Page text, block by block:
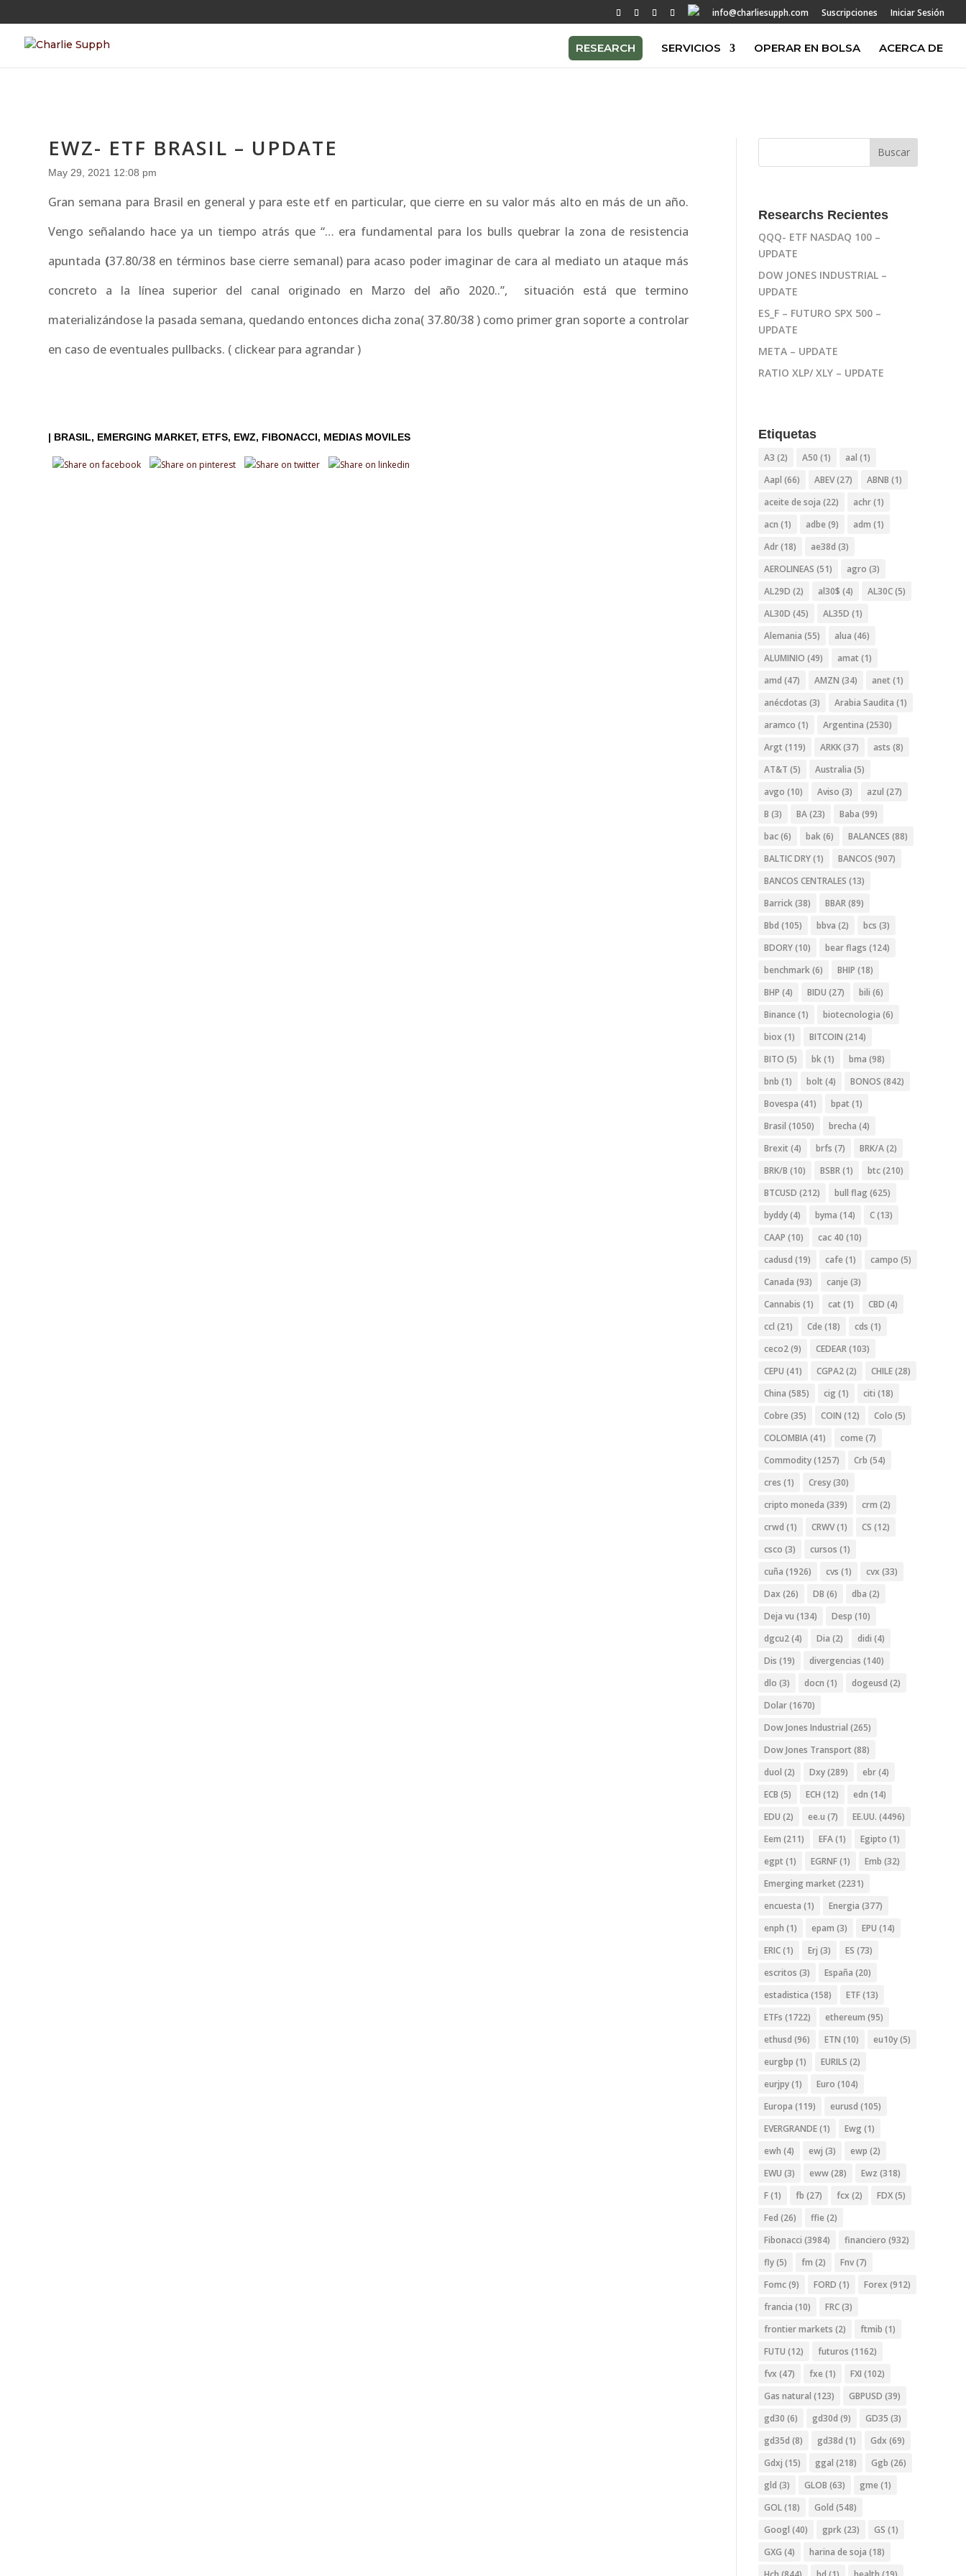
info@charliesupph.com Suscripciones Iniciar Sesión
RESEARCH SERVICIOS OPERAR EN BOLSA ACERCA DE
EWZ- ETF BRASIL – UPDATE
May 29, 2021 12:08 pm
Gran semana para Brasil en general y para este etf en particular, que cierre en su valor más alto en más de un año.
Vengo señalando hace ya un tiempo atrás que “… era fundamental para los bulls quebrar la zona de resistencia
apuntada (37.80/38 en términos base cierre semanal) para acaso poder imaginar de cara al mediato un ataque más
concreto a la línea superior del canal originado en Marzo del año 2020..”, situación está que termino
materializándose la pasada semana, quedando entonces dicha zona( 37.80/38 ) como primer gran soporte a controlar
en caso de eventuales pullbacks. ( clickear para agrandar )
| BRASIL EMERGING MARKET ETFS EWZ FIBONACCI MEDIAS MOVILES
Researchs Recientes
QQQ- ETF NASDAQ 100 –
UPDATE
DOW JONES INDUSTRIAL –
UPDATE
ES_F – FUTURO SPX 500 –
UPDATE
META – UPDATE
RATIO XLP/ XLY – UPDATE
Etiquetas
A3 (2) A50 (1) aal (1)
Aapl (66) ABEV(27) ABNB (1)
aceite de soja (22) achr(1)
acn (1) adbe (9) adm (1)
Adr(18) ae38d (3)
AEROLINEAS (51) agro (3)
AL29D (2) al30$ (4) AL30C(5)
AL30D (45) AL35D (1)
Alemania (55) alua (46)
ALUMINIO (49) amat (1)
amd (47) AMZN (34) anet (1)
anécdotas (3) Arabia Saudita (1)
aramco (1) Argentina (2530)
Argt (119) ARKK(37) asts (8)
AT&T (5) Australia (5)
avgo (10) Aviso (3) azul (27)
B (3) BA(23) Baba (99)
bac(6) bak(6) BALANCES (88)
BALTIC DRY(1) BANCOS (907)
BANCOS CENTRALES (13)
Barrick(38) BBAR(89)
Bbd (105) bbva (2) bcs (3)
BDORY(10) bear flags (124)
benchmark(6) BHIP (18)
BHP (4) BIDU (27) bili (6)
Binance (1) biotecnologia (6)
biox (1) BITCOIN (214)
BITO (5) bk(1) bma (98)
bnb (1) bolt (4) BONOS (842)
Bovespa (41) bpat (1)
Brasil (1050) brecha (4)
Brexit (4) brfs (7) BRK/A(2)
BRK/B (10) BSBR(1) btc(210)
BTCUSD (212) bull flag (625)
byddy(4) byma (14) C(13)
CAAP (10) cac 40 (10)
cadusd (19) cafe (1) campo (5)
Canada (93) canje (3)
Cannabis (1) cat (1) CBD (4)
ccl (21) Cde (18) cds (1)
ceco2(9) CEDEAR(103)
CEPU (41) CGPA2(2) CHILE(28)
China (585) cig (1) citi (18)
Cobre (35) COIN (12) Colo (5)
COLOMBIA(41) come (7)
Commodity(1257) Crb (54)
cres (1) Cresy(30)
cripto moneda (339) crm (2)
crwd (1) CRWV(1) CS (12)
csco (3) cursos (1)
cuña (1926) cvs (1) cvx (33)
Dax (26) DB (6) dba (2)
Deja vu (134) Desp (10)
dgcu2(4) Dia (2) didi (4)
Dis (19) divergencias (140)
dlo (3) docn (1) dogeusd (2)
Dolar(1670)
Dow Jones Industrial (265)
Dow Jones Transport (88)
duol (2) Dxy(289) ebr(4)
ECB (5) ECH (12) edn (14)
EDU (2) ee.u (7) EE.UU. (4496)
Eem (211) EFA(1) Egipto (1)
egpt (1) EGRNF(1) Emb (32)
Emerging market (2231)
encuesta (1) Energia (377)
enph (1) epam (3) EPU (14)
ERIC(1) Erj (3) ES (73)
escritos (3) España (20)
estadistica (158) ETF(13)
ETFs (1722) ethereum (95)
ethusd (96) ETN (10) eu10y(5)
eurgbp (1) EURILS (2)
eurjpy(1) Euro (104)
Europa (119) eurusd (105)
EVERGRANDE(1) Ewg (1)
ewh (4) ewj (3) ewp (2)
EWU (3) eww(28) Ewz (318)
F(1) fb (27) fcx (2) FDX(5)
Fed (26) ffie (2)
Fibonacci (3984) financiero (932)
fly(5) fm (2) Fnv(7)
Fomc(9) FORD (1) Forex (912)
francia (10) FRC(3)
frontier markets (2) ftmib (1)
FUTU (12) futuros (1162)
fvx (47) fxe (1) FXI (102)
Gas natural (123) GBPUSD (39)
gd30 (6) gd30d (9) GD35 (3)
gd35d (8) gd38d (1) Gdx (69)
Gdxj (15) ggal (218) Ggb (26)
gld (3) GLOB (63) gme (1)
GOL(18) Gold (548)
Googl (40) gprk(23) GS (1)
GXG (4) harina de soja (18)